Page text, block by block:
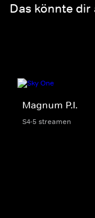
Das könnte dir
Magnum P.I.
S4-5 streamen